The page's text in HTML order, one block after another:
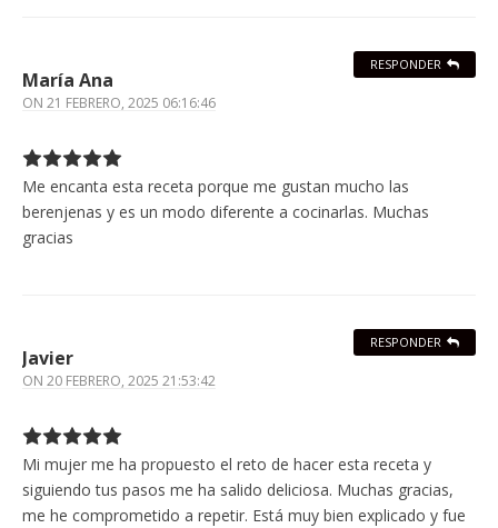
María Ana
ON 21 FEBRERO, 2025 06:16:46
Me encanta esta receta porque me gustan mucho las
berenjenas y es un modo diferente a cocinarlas. Muchas
gracias
RESPONDER
Javier
ON 20 FEBRERO, 2025 21:53:42
Mi mujer me ha propuesto el reto de hacer esta receta y
siguiendo tus pasos me ha salido deliciosa. Muchas gracias,
me he comprometido a repetir. Está muy bien explicado y fue
RESPONDER